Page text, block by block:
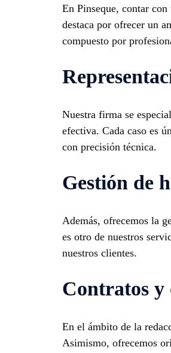
En Pinseque, contar
destaca por ofrecer un
compuesto por
Nuestra firma se
efectiva. Cada caso es
con precisión técnica.
Gestión de
Además, ofrecemos la
es otro de nuestros
nuestros clientes.
Contratos y
En el ámbito de la
Asimismo, ofrecemos